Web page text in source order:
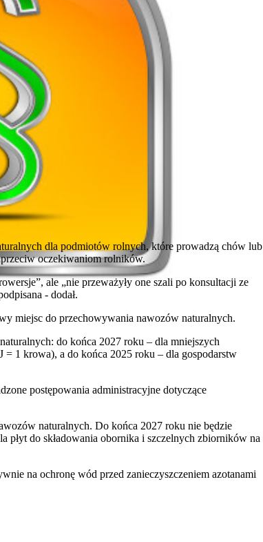
dla podmiotów rolnych, które prowadzą chów lub
oczekiwaniom rolników.
ale „nie przeważyły one szali po konsultacji ze
- dodał.
miejsc do przechowywania nawozów naturalnych.
do końca 2027 roku – dla mniejszych
= 1 krowa), a do końca 2025 roku – dla gospodarstw
postępowania administracyjne dotyczące
naturalnych. Do końca 2027 roku nie będzie
płyt do składowania obornika i szczelnych zbiorników na
na ochronę wód przed zanieczyszczeniem azotanami